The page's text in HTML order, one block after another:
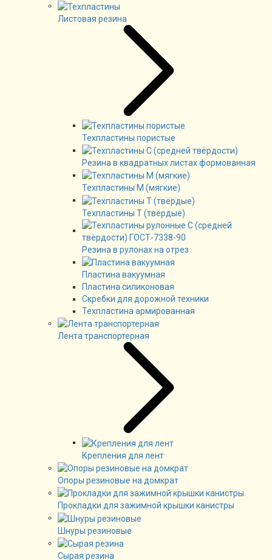
Листовая резина
Техпластины пористые
Резина в квадратных листах формованная
Техпластины М (мягкие)
Техпластины Т (твёрдые)
Резина в рулонах на отрез
Пластина вакуумная
Пластина силиконовая
Скребки для дорожной техники
Техпластина армированная
Лента транспортерная
Крепления для лент
Опоры резиновые на домкрат
Прокладки для зажимной крышки канистры
Шнуры резиновые
Сырая резина